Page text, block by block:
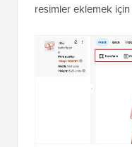
resimler eklemek